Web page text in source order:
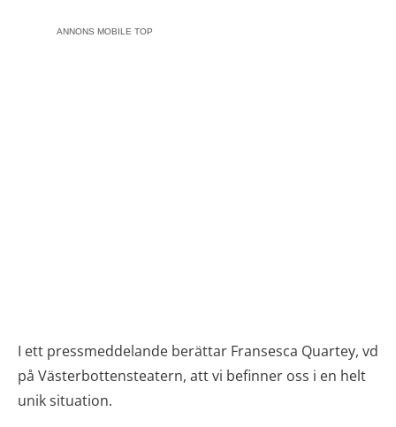
ANNONS MOBILE TOP
I ett pressmeddelande berättar Fransesca Quartey, vd
på Västerbottensteatern, att vi befinner oss i en helt
unik situation.